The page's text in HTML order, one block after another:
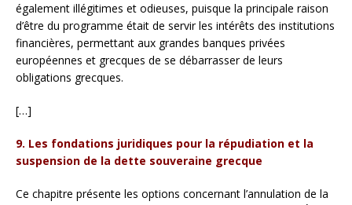
également illégitimes et odieuses, puisque la principale raison
d’être du programme était de servir les intérêts des institutions
financières, permettant aux grandes banques privées
européennes et grecques de se débarrasser de leurs
obligations grecques.
[…]
9. Les fondations juridiques pour la répudiation et la
suspension de la dette souveraine grecque
Ce chapitre présente les options concernant l’annulation de la